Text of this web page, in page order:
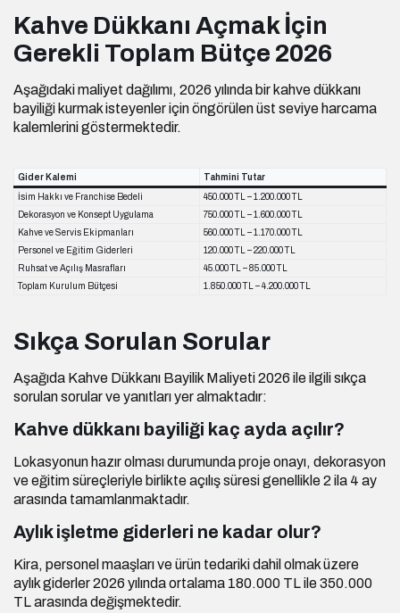
Kahve Dükkanı Açmak İçin
Gerekli Toplam Bütçe 2026
Aşağıdaki maliyet dağılımı, 2026 yılında bir kahve dükkanı
bayiliği kurmak isteyenler için öngörülen üst seviye harcama
kalemlerini göstermektedir.
Gider Kalemi
Tahmini Tutar
İsim Hakkı ve Franchise Bedeli
450.000 TL – 1.200.000 TL
Dekorasyon ve Konsept Uygulama
750.000 TL – 1.600.000 TL
Kahve ve Servis Ekipmanları
560.000 TL – 1.170.000 TL
Personel ve Eğitim Giderleri
120.000 TL – 220.000 TL
Ruhsat ve Açılış Masrafları
45.000 TL – 85.000 TL
Toplam Kurulum Bütçesi
1.850.000 TL – 4.200.000 TL
Sıkça Sorulan Sorular
Aşağıda Kahve Dükkanı Bayilik Maliyeti 2026 ile ilgili sıkça
sorulan sorular ve yanıtları yer almaktadır:
Kahve dükkanı bayiliği kaç ayda açılır?
Lokasyonun hazır olması durumunda proje onayı, dekorasyon
ve eğitim süreçleriyle birlikte açılış süresi genellikle 2 ila 4 ay
arasında tamamlanmaktadır.
Aylık işletme giderleri ne kadar olur?
Kira, personel maaşları ve ürün tedariki dahil olmak üzere
aylık giderler 2026 yılında ortalama 180.000 TL ile 350.000
TL arasında değişmektedir.